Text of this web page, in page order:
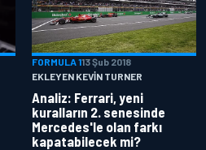
FORMULA 113 Şub 2018
EKLEYEN KEVIN TURNER
Analiz: Ferrari, yeni
kuralların 2. senesinde
Mercedes'le olan farkı
kapatabilecek mi?